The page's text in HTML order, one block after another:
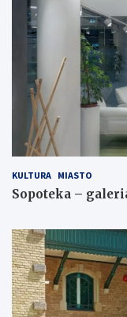
KULTURA MIASTO
Sopoteka –